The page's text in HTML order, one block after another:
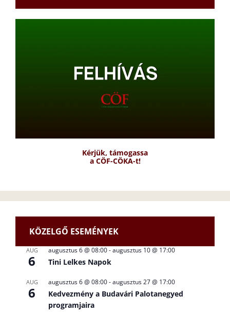
Kérjük, támogassa
a CÖF-CÖKA-t!
KÖZELGŐ ESEMÉNYEK
AUG
6
augusztus 6 @ 08:00-augusztus 10 @ 17:00
Tini Lelkes Napok
AUG
6
augusztus 6 @ 08:00-augusztus 27 @ 17:00
Kedvezmény a Budavári Palotanegyed
programjaira